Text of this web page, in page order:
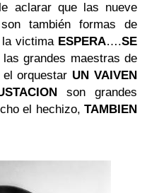
aclarar que las nueve
también formas de
la victima ESPERA….SE
grandes maestras de
orquestar UN VAIVEN
son grandes
el hechizo, TAMBIEN